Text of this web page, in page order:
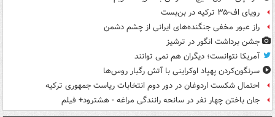
رویای اف-۳۵ ترکیه در بن‌بست
راز عبور مخفی جنگنده‌های ایرانی از چشم دشمن
جشن برداشت انگور در ترشیز
آمریکا نتوانست؛ دیگران هم نمی توانند
سرنگون‌کردن پهپاد اوکراینی با آتش رگبار روس‌ها
احتمال شکست اردوغان در دور دوم انتخابات ریاست جمهوری ترکیه
جان باختن چهار نفر در سانحه رانندگی مراغه - هشترود+ فیلم